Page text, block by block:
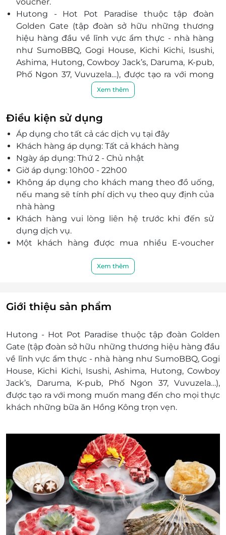
Hutong - Hot Pot Paradise thuộc tập đoàn
Golden Gate (tập đoàn sở hữu những thương
hiệu hàng đầu về lĩnh vực ẩm thực - nhà hàng
như SumoBBQ, Gogi House, Kichi Kichi, Isushi,
Ashima, Hutong, Cowboy Jack’s, Daruma, K-pub,
Phố Ngon 37, Vuvuzela…), được tạo ra với mong
muốn mang đến cho mọi thực khách những
bữa ăn Hồng Kông trọn vẹn.
Nhà hàng Hutong – Hot Pot Paradise đặc trưng
với 5 vị nước lẩu từ cay nồng đến thanh ngọt
cùng 99 món nhúng hảo hạng mang đến trải
nghiệm khác biệt về ẩm thực Hồng Kông.
Xem thêm
Điều kiện sử dụng
Áp dụng cho tất cả các dịch vụ tại đây
Khách hàng áp dụng: Tất cả khách hàng
Ngày áp dụng: Thứ 2 - Chủ nhật
Giờ áp dụng: 10h00 - 22h00
Không áp dụng cho khách mang theo đồ uống,
nếu mang sẽ tính phí dịch vụ theo quy định của
nhà hàng
Khách hàng vui lòng liên hệ trước khi đến sử
dụng dịch vụ.
Một khách hàng được mua nhiều E-voucher
Không được áp dụng đồng thời các chương
thành tiền mặt, không hoàn tiền thừa và không
được yêu cầu xuất hóa đơn tài chính cho phần
Xem thêm
Giới thiệu sản phẩm
Hutong - Hot Pot Paradise thuộc tập đoàn Golden
Gate (tập đoàn sở hữu những thương hiệu hàng đầu
về lĩnh vực ẩm thực - nhà hàng như SumoBBQ, Gogi
House, Kichi Kichi, Isushi, Ashima, Hutong, Cowboy
Jack’s, Daruma, K-pub, Phố Ngon 37, Vuvuzela…),
được tạo ra với mong muốn mang đến cho mọi thực
khách những bữa ăn Hồng Kông trọn vẹn.